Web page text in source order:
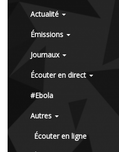
Actualité
Émissions
Journaux
Écouter en direct
#Ebola
Autres
Écouter en ligne